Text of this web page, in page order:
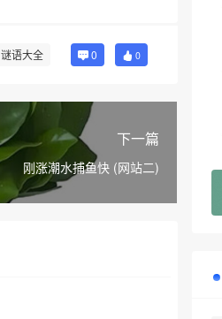
谜语大全 0 0
下一篇
刚涨潮水捕鱼快 (网站二)